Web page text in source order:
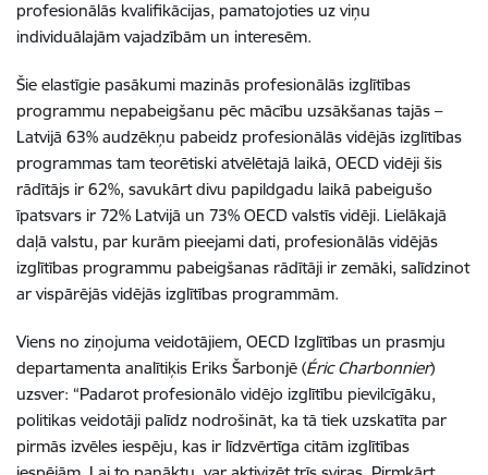
profesionālās kvalifikācijas, pamatojoties uz viņu
individuālajām vajadzībām un interesēm.
Šie elastīgie pasākumi mazinās profesionālās izglītības
programmu nepabeigšanu pēc mācību uzsākšanas tajās –
Latvijā 63% audzēkņu pabeidz profesionālās vidējās izglītības
programmas tam teorētiski atvēlētajā laikā, OECD vidēji šis
rādītājs ir 62%, savukārt divu papildgadu laikā pabeigušo
īpatsvars ir 72% Latvijā un 73% OECD valstīs vidēji. Lielākajā
daļā valstu, par kurām pieejami dati, profesionālās vidējās
izglītības programmu pabeigšanas rādītāji ir zemāki, salīdzinot
ar vispārējās vidējās izglītības programmām.
Viens no ziņojuma veidotājiem, OECD Izglītības un prasmju
departamenta analītiķis Eriks Šarbonjē (Éric Charbonnier)
uzsver: “Padarot profesionālo vidējo izglītību pievilcīgāku,
politikas veidotāji palīdz nodrošināt, ka tā tiek uzskatīta par
pirmās izvēles iespēju, kas ir līdzvērtīga citām izglītības